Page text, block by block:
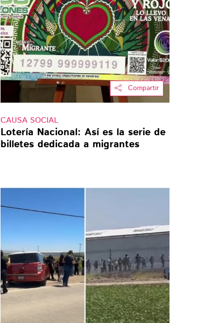
Compartir
CAUSA SOCIAL
Lotería Nacional: Así es la serie de
billetes dedicada a migrantes